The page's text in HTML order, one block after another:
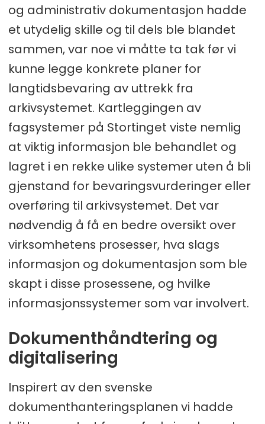
og administrativ dokumentasjon hadde
et utydelig skille og til dels ble blandet
sammen, var noe vi måtte ta tak før vi
kunne legge konkrete planer for
langtidsbevaring av uttrekk fra
arkivsystemet. Kartleggingen av
fagsystemer på Stortinget viste nemlig
at viktig informasjon ble behandlet og
lagret i en rekke ulike systemer uten å bli
gjenstand for bevaringsvurderinger eller
overføring til arkivsystemet. Det var
nødvendig å få en bedre oversikt over
virksomhetens prosesser, hva slags
informasjon og dokumentasjon som ble
skapt i disse prosessene, og hvilke
informasjonssystemer som var involvert.
Dokumenthåndtering og
digitalisering
Inspirert av den svenske
dokumenthanteringsplanen vi hadde